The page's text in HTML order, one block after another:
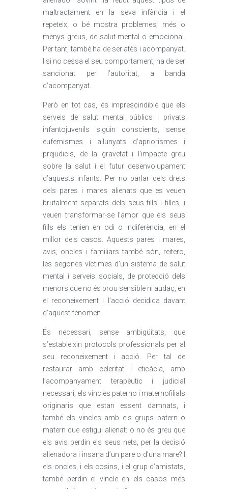
maltractament en la seva infància i el
repeteix, o bé mostra problemes, més o
menys greus, de salut mental o emocional.
Per tant, també ha de ser atès i acompanyat.
I si no cessa el seu comportament, ha de ser
sancionat per l’autoritat, a banda
d’acompanyat.
Però en tot cas, és imprescindible que els
serveis de salut mental públics i privats
infantojuvenils siguin conscients, sense
eufemismes i allunyats d’apriorismes i
prejudicis, de la gravetat i l’impacte greu
sobre la salut i el futur desenvolupament
d’aquests infants. Per no parlar dels drets
dels pares i mares alienats que es veuen
brutalment separats dels seus fills i filles, i
veuen transformar-se l’amor que els seus
fills els tenien en odi o indiferència, en el
millor dels casos. Aquests pares i mares,
avis, oncles i familiars també són, reitero,
les segones víctimes d’un sistema de salut
mental i serveis socials, de protecció dels
menors que no és prou sensible ni audaç, en
el reconeixement i l’acció decidida davant
d’aquest fenomen.
És necessari, sense ambigüitats, que
s’estableixin protocols professionals per al
seu reconeixement i acció. Per tal de
restaurar amb celeritat i eficàcia, amb
l’acompanyament terapèutic i judicial
necessari, els vincles paterno i maternofilials
originaris que estan essent damnats, i
també els vincles amb els grups patern o
matern que estigui alienat: o no és greu que
els avis perdin els seus nets, per la decisió
alienadora i insana d’un pare o d’una mare? I
els oncles, i els cosins, i el grup d’amistats,
també perdin el vincle en els casos més